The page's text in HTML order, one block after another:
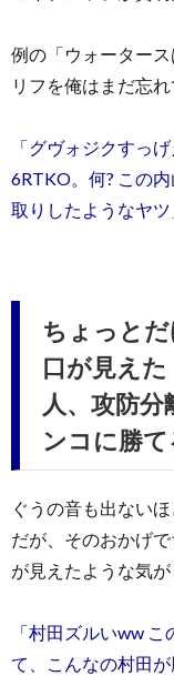
例の「ウォーター
リフを俺はまだ忘
「グヴォジクすっ
6RTKO。何? この
取りしたようなヤツ
ちょっと
口が見え
人、攻防
ンコに勝
ぐうの音も出ない
だが、そのおかげ
が見えたような気
「村田ズルいww
て、こんなの村田が